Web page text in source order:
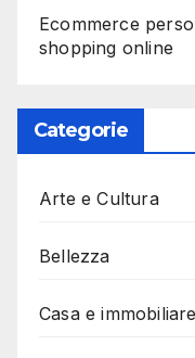
Ecommerce
shopping online
Categorie
Arte e Cultura
Bellezza
Casa e immobiliare